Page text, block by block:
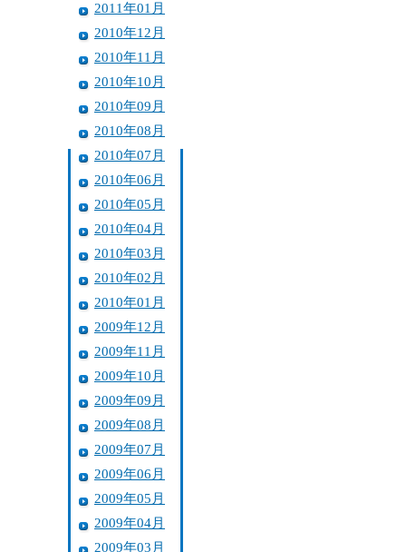
2011年01月
2010年12月
2010年11月
2010年10月
2010年09月
2010年08月
2010年07月
2010年06月
2010年05月
2010年04月
2010年03月
2010年02月
2010年01月
2009年12月
2009年11月
2009年10月
2009年09月
2009年08月
2009年07月
2009年06月
2009年05月
2009年04月
2009年03月